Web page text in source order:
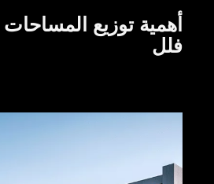
أهمية توزيع
فلل